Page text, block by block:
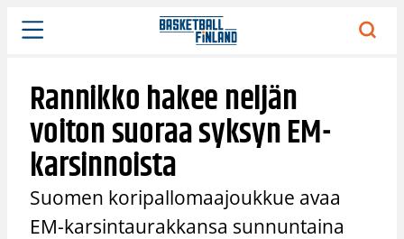
Siirry
sisältöön
Rannikko hakee neljän
voiton suoraa syksyn EM-
karsinnoista
Suomen koripallomaajoukkue avaa
EM-karsintaurakkansa sunnuntaina